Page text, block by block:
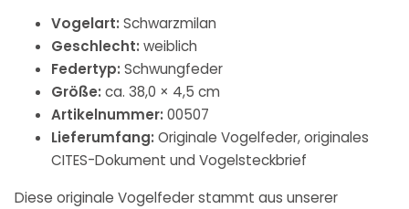
Vogelart:Schwarzmilan
Geschlecht:weiblich
Federtyp:Schwungfeder
Größe:ca. 38,0 × 4,5 cm
Artikelnummer:00507
Lieferumfang:Originale Vogelfeder, originales
CITES-Dokument und Vogelsteckbrief
Diese originale Vogelfeder stammt aus unserer